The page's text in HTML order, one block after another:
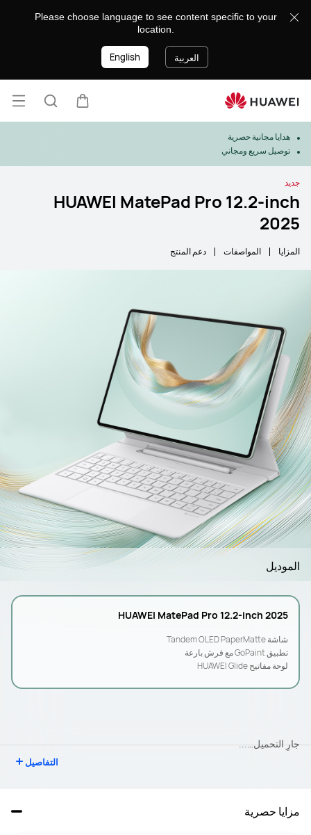
Please choose language to see content specific to your
location.
العربية English
عربةالبحث
فتح
هدايا مجانية حصرية
توصيل سريع ومجاني
جديد
HUAWEI MatePad Pro 12.2-inch
2025
المزايا المواصفات دعم المنتج
الموديل
HUAWEI MatePad Pro 12.2-inch 2025
شاشة Tandem OLED PaperMatte
تطبيق GoPaint مع فرش بارعة
لوحة مفاتيح HUAWEI Glide
جارِ التحميل…...
التفاصيل
مزايا حصرية